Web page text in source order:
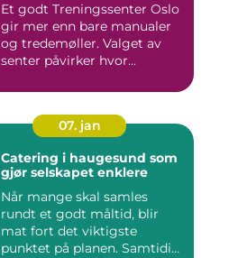
Et godt Treningssenter Oslo
gir mer enn bare manualer
og tredemøller. Valget av
senter påvirker hvor...
07. jan
Catering i haugesund som
gjør selskapet enklere
Når mange skal samles
rundt et godt måltid, blir
mat fort det viktigste
punktet på planen. Samtidig